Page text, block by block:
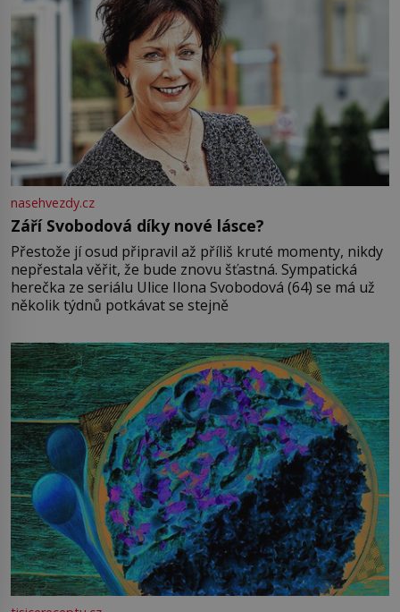
nasehvezdy.cz
Září Svobodová díky nové lásce?
Přestože jí osud připravil až příliš kruté momenty, nikdy
nepřestala věřit, že bude znovu šťastná. Sympatická
herečka ze seriálu Ulice Ilona Svobodová (64) se má už
několik týdnů potkávat se stejně